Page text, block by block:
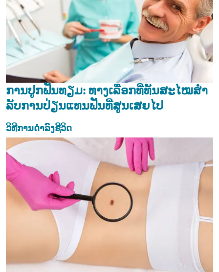
ກາ​ນ​ປູກ​ຟັນ​ທຽມ: ທາງ​ເລືອກ​ທີ່​ທັນ​ສະ​ໄໝ​ສຳ​
ລັບ​ການ​ປ່ຽນ​ແທນ​ຟັນ​ທີ່​ສູນ​ເສຍ​ໄປ
ວິທີການດຳລົງຊີວິດ